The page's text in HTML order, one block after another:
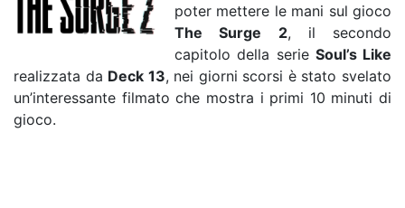
poter mettere le mani sul gioco
The Surge 2, il secondo
capitolo della serie Soul’s Like
realizzata da Deck 13, nei giorni scorsi è stato svelato
un’interessante filmato che mostra i primi 10 minuti di
gioco.